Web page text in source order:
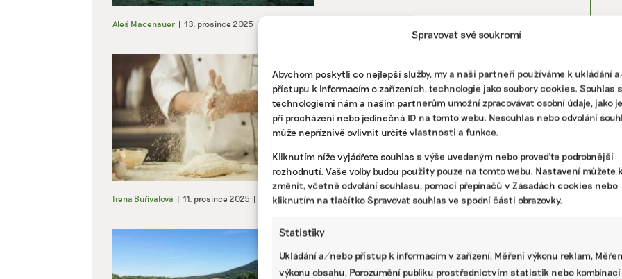
Spravovat své soukromí
Abychom poskytli co nejlepší služby, my a naši partneři používáme k ukládání
přístupu k informacím o zařízeních, technologie jako soubory cookies. Souhlas
technologiemi nám a našim partnerům umožní zpracovávat osobní údaje, jako
při procházení nebo jedinečná ID na tomto webu. Nesouhlas nebo odvolání
může nepříznivě ovlivnit určité vlastnosti a funkce.
Kliknutím níže vyjádřete souhlas s výše uvedeným nebo proveďte podrobnější
rozhodnutí. Vaše volby budou použity pouze na tomto webu. Nastavení můžete
změnit, včetně odvolání souhlasu, pomocí přepínačů v Zásadách cookies nebo
kliknutím na tlačítko Spravovat souhlas ve spodní části obrazovky.
Statistiky
Ukládání a/nebo přístup k informacím v zařízení, Měření výkonu reklam,
výkonu obsahu, Porozumění publiku prostřednictvím statistik nebo kombinací
Aleš Macenauer | 13. prosince 2025 |
vykynou stejně jako konvenční. „Je to
v rukou,“ shodují se pekaři
Na trhu je nepřeberné množství mouk, od
klasických až po alternativní, jako jsou špaldová či
pohanková. Většina pochází z konvenčního
hospodaření, dostupné jsou ale i mouky v bio
kvalitě. Liší se nějak při pečení?
Irena Buřívalová | 11. prosince 2025 | Zemědělství | pekárny,regenerativní zemědělství,zemědělství regenerativně
Společnost Klim nabírá české
regenerativní farmáře na „insetování“